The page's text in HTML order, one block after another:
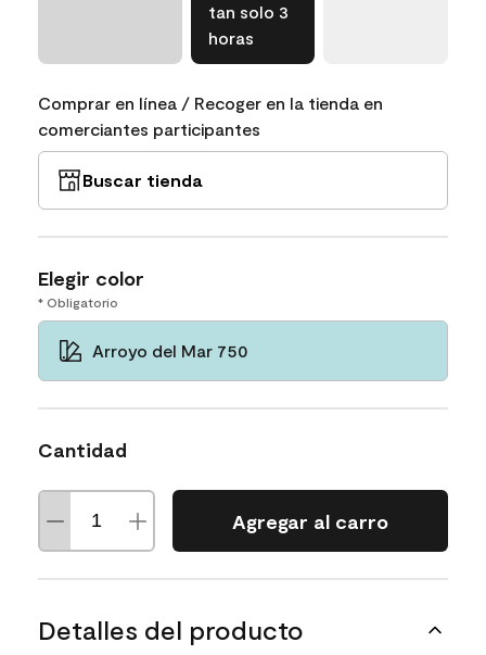
tan solo 3
horas
Comprar en línea / Recoger en la tienda en
comerciantes participantes
Buscar tienda
Elegir color
* Obligatorio
Arroyo del Mar 750
Cantidad
Agregar al carro
Detalles del producto